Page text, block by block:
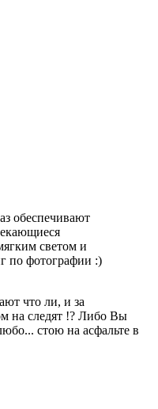
обеспечивают
светом и
по фотографии :)
что ли, и за
на следят !? Либо Вы
стою на асфальте в